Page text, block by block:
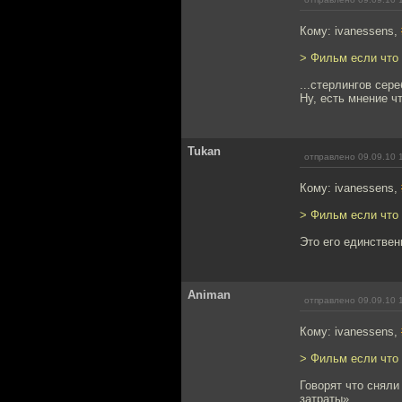
Кому: ivanessens,
> Фильм если что
...стерлингов
Ну, есть мнение
Tukan отправлено 09.09.10
Кому: ivanessens,
> Фильм если что
Это его
Animan отправлено 09.09.10
Кому: ivanessens,
> Фильм если что
Говорят что
затраты»